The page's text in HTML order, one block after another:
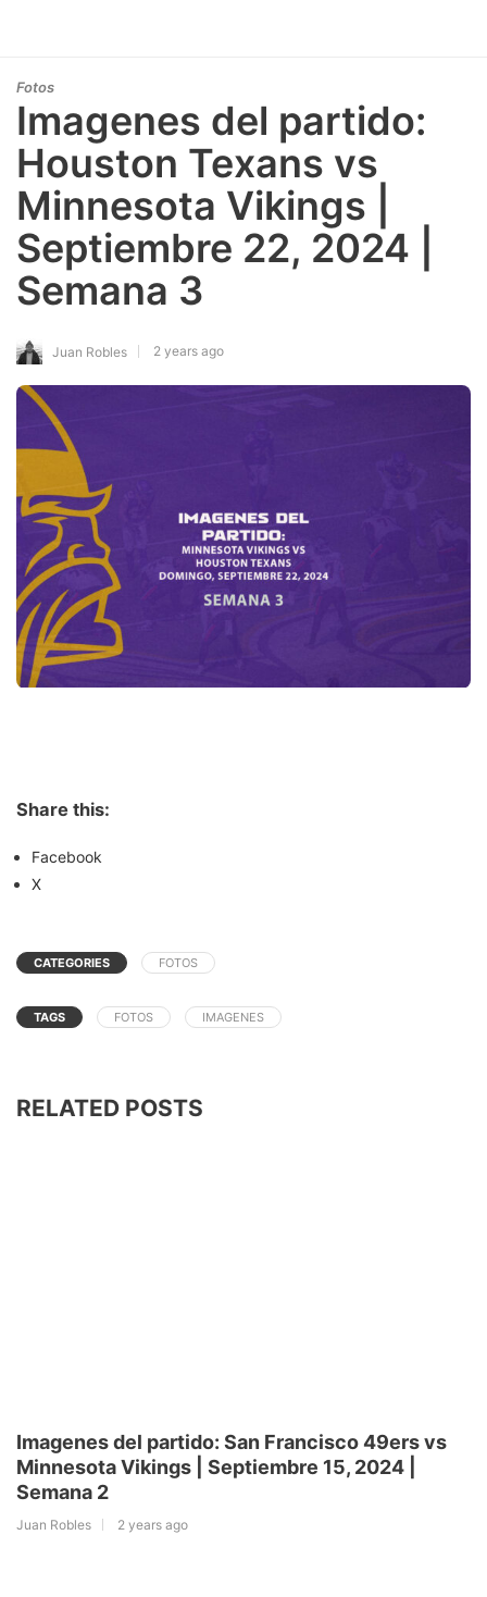
Fotos
Imagenes del partido:
Houston Texans vs
Minnesota Vikings |
Septiembre 22, 2024 |
Semana 3
Juan Robles 2 years ago
Share this:
Facebook
X
CATEGORIES FOTOS
TAGS FOTOS IMAGENES
RELATED POSTS
Imagenes del partido: San Francisco 49ers vs
Minnesota Vikings | Septiembre 15, 2024 |
Semana 2
Juan Robles 2 years ago